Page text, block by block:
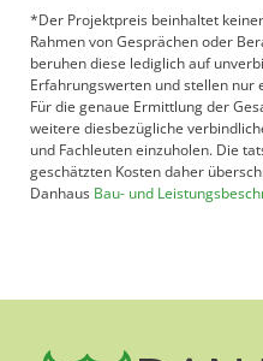
*Der Projektpreis beinhaltet
Rahmen von Gesprächen oder
beruhen diese lediglich auf
Erfahrungswerten und stellen nur
Für die genaue Ermittlung der
weitere diesbezügliche
und Fachleuten einzuholen. Die
geschätzten Kosten daher
Danhaus Bau- und